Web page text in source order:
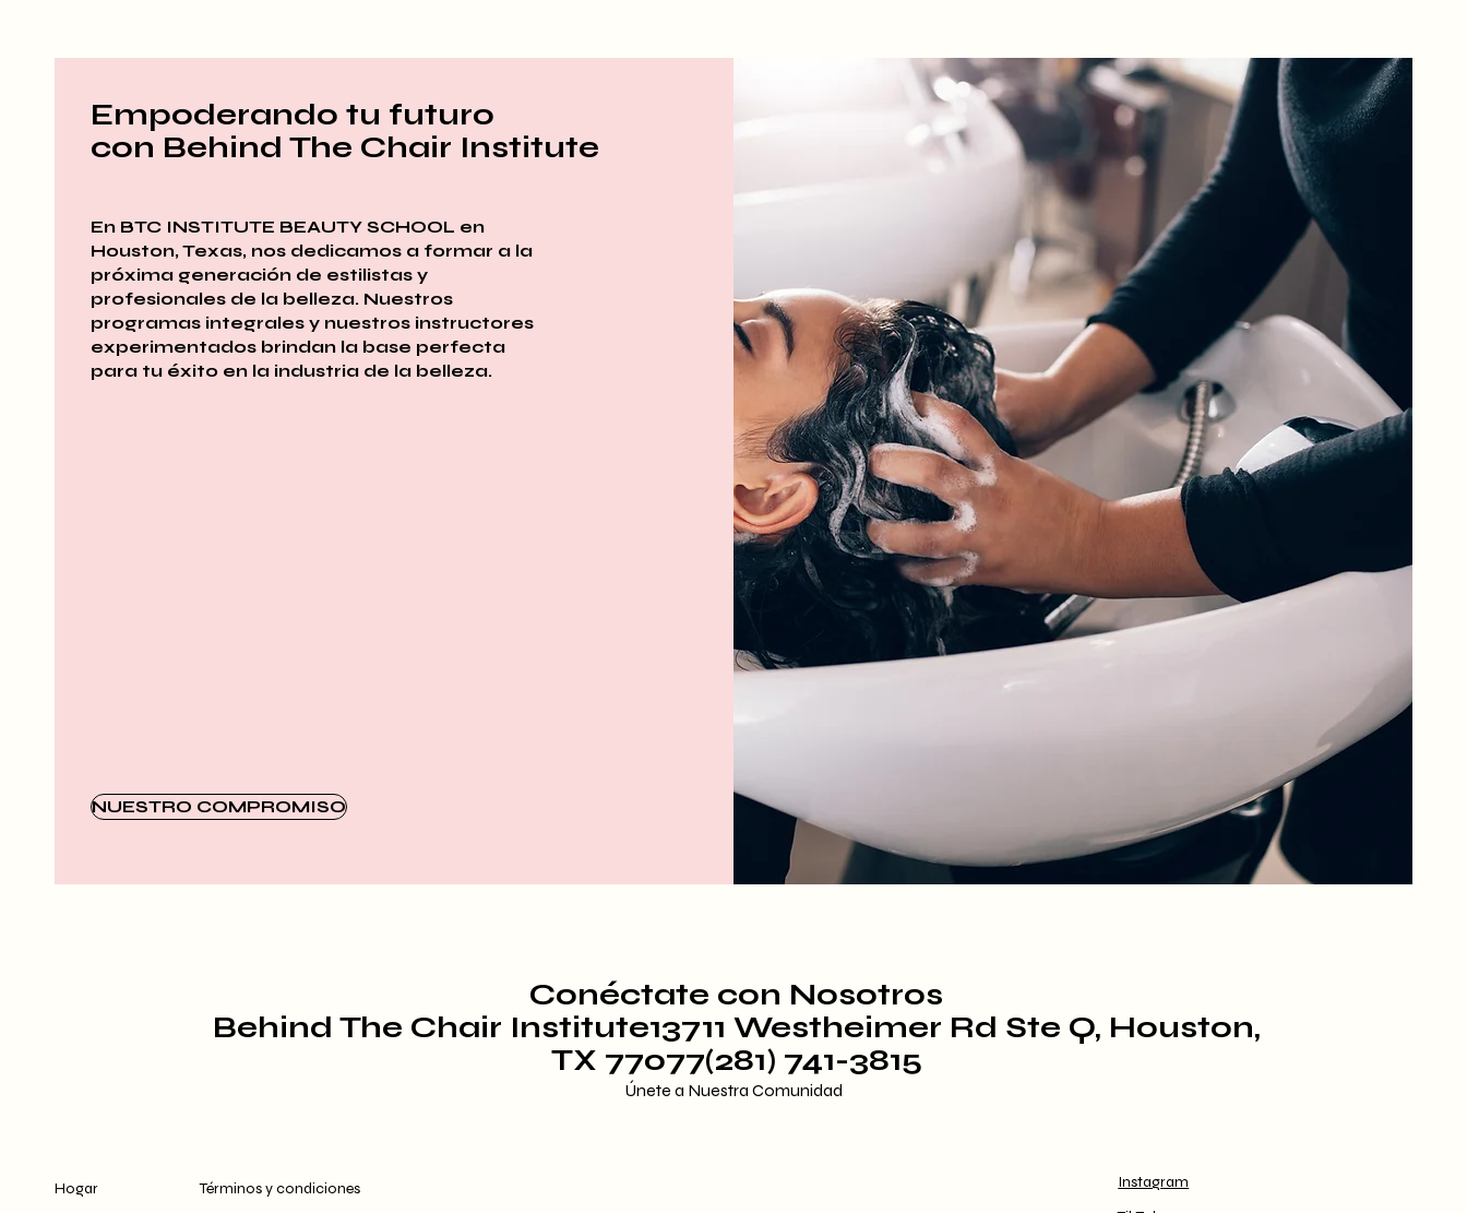
Empoderando tu futuro
con Behind The Chair Institute
En BTC INSTITUTE BEAUTY SCHOOL en
Houston, Texas, nos dedicamos a formar a la
próxima generación de estilistas y
profesionales de la belleza. Nuestros
programas integrales y nuestros instructores
experimentados brindan la base perfecta
para tu éxito en la industria de la belleza.
NUESTRO COMPROMISO
Conéctate con Nosotros
Behind The Chair Institute13711 Westheimer Rd Ste Q, Houston,
TX 77077(281) 741-3815
Únete a Nuestra Comunidad
Hogar Términos y condiciones
Instagram